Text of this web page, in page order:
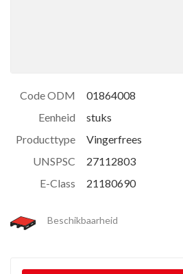
Code ODM
01864008
Eenheid
stuks
Producttype
Vingerfrees
UNSPSC
27112803
E-Class
21180690
Beschikbaarheid